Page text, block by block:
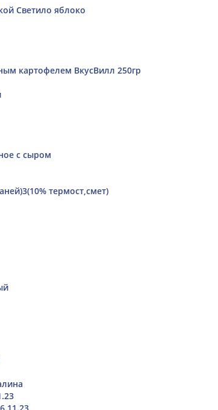
Светило яблоко
картофелем ВкусВилл 250гр
с сыром
термост,смет)